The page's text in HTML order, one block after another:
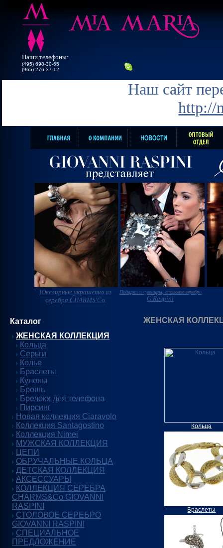
Наши телефоны:
(495) 698-30-65
(965) 276-37-12
Наш сайт
http://
Ювелирные украшения из
серебра CHARMS'Co
Подарки и сувениры, столовое серебро
G.Raspini
Каталог
ЖЕНСКАЯ КОЛЛЕКЦИЯ
Кольца
Серьги
Колье
Браслеты
Кулоны
Брошь
Брелоки для телефона
Пирсинг
Новая коллекция Ciaravolo
Коллекция Santagostino
Коллекция Nimei
МУЖСКАЯ КОЛЛЕКЦИЯ
ЦЕПИ
ОБРУЧАЛЬНЫЕ КОЛЬЦА
ДЕТСКАЯ КОЛЛЕКЦИЯ
АКСЕССУАРЫ
КОЛЛЕКЦИЯ СЕРЕБРА
CHARMS&Co GIOVANNI
RASPINI
СТОЛОВОЕ СЕРЕБРО
GIOVANNI RASPINI
СПЕЦИАЛЬНОЕ
ПРЕДЛОЖЕНИЕ
ЖЕНСКАЯ
Кольца
Браслеты